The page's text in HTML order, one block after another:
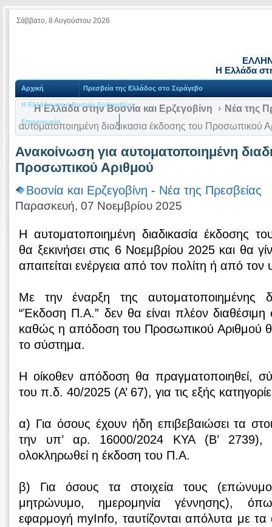
Σάββατο, 8 Αυγούστου 2026
Η Ελλάδα
Αρχική Πρεσβεία της Ελλάδος στο Σεράγεβο
Η Ελλάδα και η Βοσνία Ερζεγοβίνη
Επικοινωνία
Η Ελλάδα στην Βοσνία και Ερζεγοβίνη
Νέα της
αυτοματοποιημένη διαδικασια έκδοσης του Προσωπικού
Ανακοίνωση για αυτοματοποιημένη
Προσωπικού Αριθμού
Βοσνία και Ερζεγοβίνη - Νέα της Πρεσβείας
Παρασκευή, 07 Νοεμβρίου 2025
Η αυτοματοποιημένη διαδικασία έκδοσης
θα ξεκινήσει στις 6 Νοεμβρίου 2025 και θα
απαιτείται ενέργεια από τον πολίτη ή από
Με την έναρξη της αυτοματοποιημένης
“Έκδοση Π.Α.” δεν θα είναι πλέον
καθώς η απόδοση του Προσωπικού Αριθμού
το σύστημα.
Η οίκοθεν απόδοση θα πραγματοποιηθεί,
του π.δ. 40/2025 (Α’ 67), για τις εξής
α) Για όσους έχουν ήδη επιβεβαιώσει τα
την υπ’ αρ. 16000/2024 ΚΥΑ (Β’ 2739),
ολοκληρωθεί η έκδοση του Π.Α.
β) Για όσους τα στοιχεία τους
μητρώνυμο, ημερομηνία γέννησης),
εφαρμογή myInfo, ταυτίζονται απόλυτα με τα